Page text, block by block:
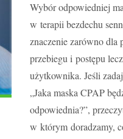
Wybór odpowiedniej
w terapii bezdechu
znaczenie zarówno dla
przebiegu i postępu
użytkownika. Jeśli
„Jaka maska CPAP
odpowiednia?”,
w którym doradzamy,